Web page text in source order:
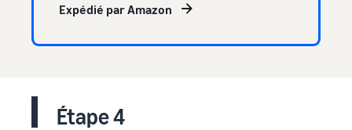
Expédié par Amazon
Étape 4